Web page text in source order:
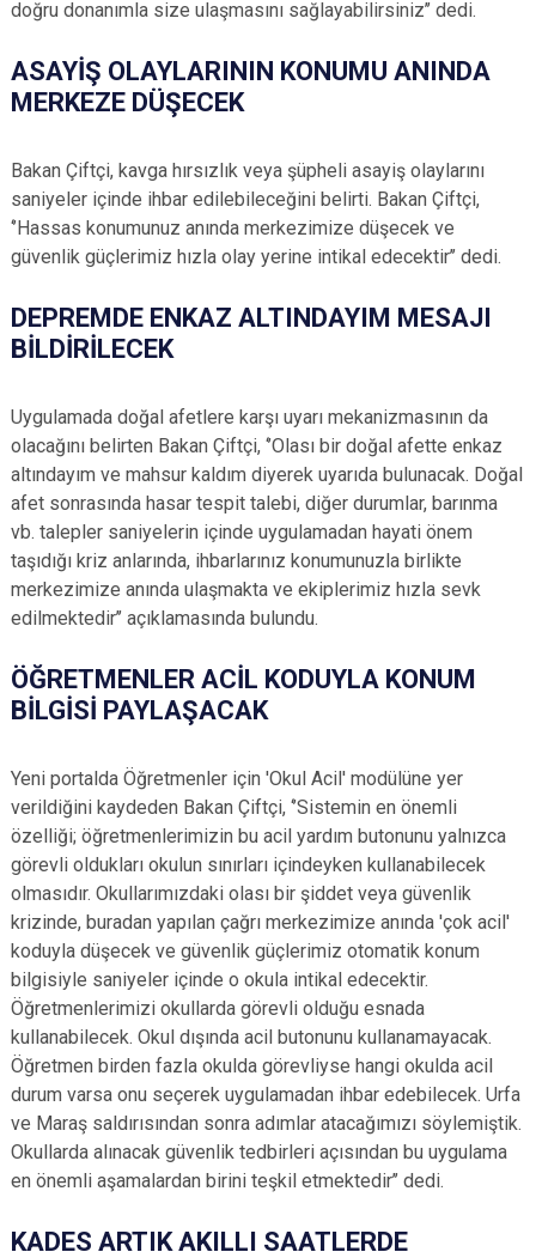
doğru donanımla size ulaşmasını sağlayabilirsiniz’’ dedi.
ASAYİŞ OLAYLARININ KONUMU ANINDA
MERKEZE DÜŞECEK
Bakan Çiftçi, kavga hırsızlık veya şüpheli asayiş olaylarını
saniyeler içinde ihbar edilebileceğini belirti. Bakan Çiftçi,
‘’Hassas konumunuz anında merkezimize düşecek ve
güvenlik güçlerimiz hızla olay yerine intikal edecektir’’ dedi.
DEPREMDE ENKAZ ALTINDAYIM MESAJI
BİLDİRİLECEK
Uygulamada doğal afetlere karşı uyarı mekanizmasının da
olacağını belirten Bakan Çiftçi, ‘’Olası bir doğal afette enkaz
altındayım ve mahsur kaldım diyerek uyarıda bulunacak. Doğal
afet sonrasında hasar tespit talebi, diğer durumlar, barınma
vb. talepler saniyelerin içinde uygulamadan hayati önem
taşıdığı kriz anlarında, ihbarlarınız konumunuzla birlikte
merkezimize anında ulaşmakta ve ekiplerimiz hızla sevk
edilmektedir’’ açıklamasında bulundu.
ÖĞRETMENLER ACİL KODUYLA KONUM
BİLGİSİ PAYLAŞACAK
Yeni portalda Öğretmenler için 'Okul Acil' modülüne yer
verildiğini kaydeden Bakan Çiftçi, ‘’Sistemin en önemli
özelliği; öğretmenlerimizin bu acil yardım butonunu yalnızca
görevli oldukları okulun sınırları içindeyken kullanabilecek
olmasıdır. Okullarımızdaki olası bir şiddet veya güvenlik
krizinde, buradan yapılan çağrı merkezimize anında 'çok acil'
koduyla düşecek ve güvenlik güçlerimiz otomatik konum
bilgisiyle saniyeler içinde o okula intikal edecektir.
Öğretmenlerimizi okullarda görevli olduğu esnada
kullanabilecek. Okul dışında acil butonunu kullanamayacak.
Öğretmen birden fazla okulda görevliyse hangi okulda acil
durum varsa onu seçerek uygulamadan ihbar edebilecek. Urfa
ve Maraş saldırısından sonra adımlar atacağımızı söylemiştik.
Okullarda alınacak güvenlik tedbirleri açısından bu uygulama
en önemli aşamalardan birini teşkil etmektedir’’ dedi.
KADES ARTIK AKILLI SAATLERDE